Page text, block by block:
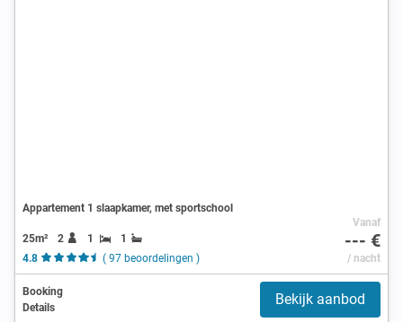
Appartement 1 slaapkamer, met sportschool
25m² 2 1
1
4.8
( 97 beoordelingen )
Vanaf
--- €
/ nacht
Booking
Details
Bekijk aanbod